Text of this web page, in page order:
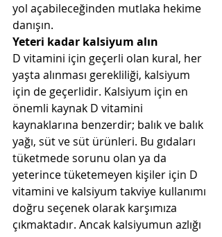
yol açabileceğinden mutlaka hekime
danışın.
Yeteri kadar kalsiyum alın
D vitamini için geçerli olan kural, her
yaşta alınması gerekliliği, kalsiyum
için de geçerlidir. Kalsiyum için en
önemli kaynak D vitamini
kaynaklarına benzerdir; balık ve balık
yağı, süt ve süt ürünleri. Bu gıdaları
tüketmede sorunu olan ya da
yeterince tüketemeyen kişiler için D
vitamini ve kalsiyum takviye kullanımı
doğru seçenek olarak karşımıza
çıkmaktadır. Ancak kalsiyumun azlığı